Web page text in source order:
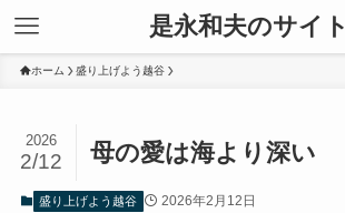
是永和夫のサイト
ホーム 盛り上げよう越谷
母の愛は海より深い
2026
2/12
盛り上げよう越谷 2026年2月12日